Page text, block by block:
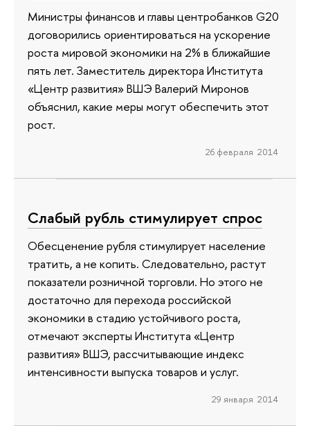
Министры финансов и главы центробанков G20
договорились ориентироваться на ускорение
роста мировой экономики на 2% в ближайшие
пять лет. Заместитель директора Института
«Центр развития» ВШЭ Валерий Миронов
объяснил, какие меры могут обеспечить этот
рост.
26 февраля 2014
Слабый рубль стимулирует спрос
Обесценение рубля стимулирует население
тратить, а не копить. Следовательно, растут
показатели розничной торговли. Но этого не
достаточно для перехода российской
экономики в стадию устойчивого роста,
отмечают эксперты Института «Центр
развития» ВШЭ, рассчитывающие индекс
интенсивности выпуска товаров и услуг.
29 января 2014